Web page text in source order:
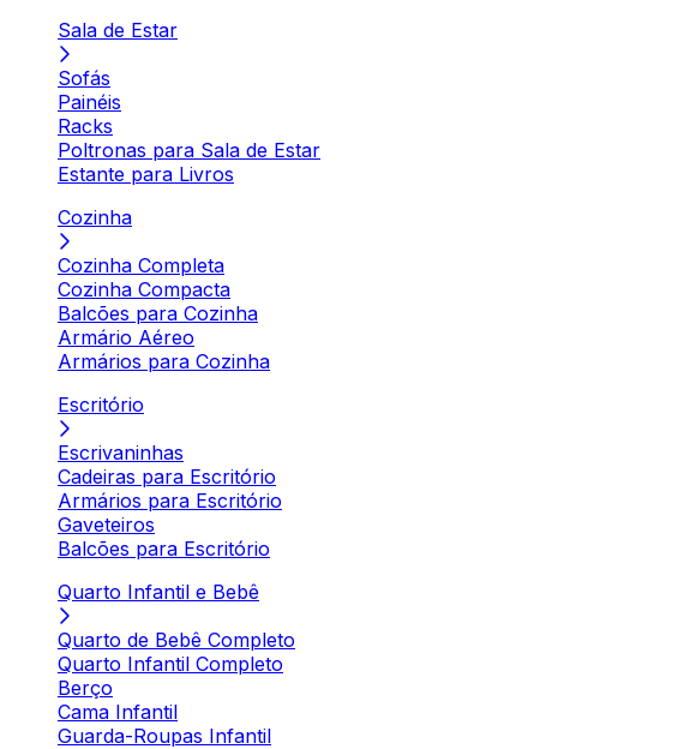
Sala de Estar
Sofás
Painéis
Racks
Poltronas para Sala de Estar
Estante para Livros
Cozinha
Cozinha Completa
Cozinha Compacta
Balcões para Cozinha
Armário Aéreo
Armários para Cozinha
Escritório
Escrivaninhas
Cadeiras para Escritório
Armários para Escritório
Gaveteiros
Balcões para Escritório
Quarto Infantil e Bebê
Quarto de Bebê Completo
Quarto Infantil Completo
Berço
Cama Infantil
Guarda-Roupas Infantil